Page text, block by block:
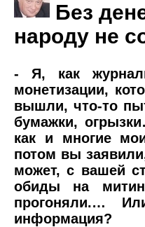
Без
народу не
- Я, как
монетизации,
вышли, что-то
бумажки,
как и многие
потом вы
может, с вашей
обиды на
прогоняли.…
информация?